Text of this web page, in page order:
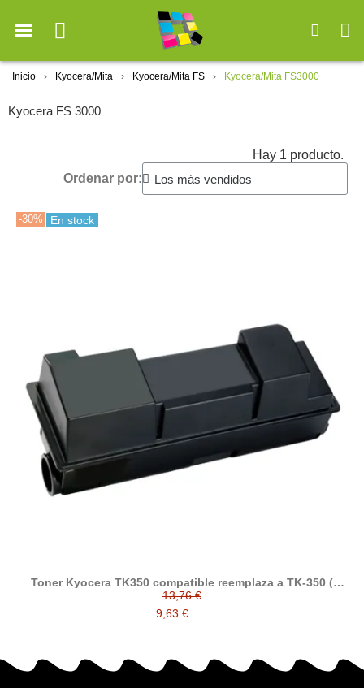
Inicio Kyocera/Mita Kyocera/Mita FS Kyocera/Mita FS3000
Kyocera FS 3000
Hay 1 producto.
Ordenar por:
-30% En stock
Toner Kyocera TK350 compatible reemplaza a TK-350 (
1T02J10EU0 )
13,76 €
9,63 €